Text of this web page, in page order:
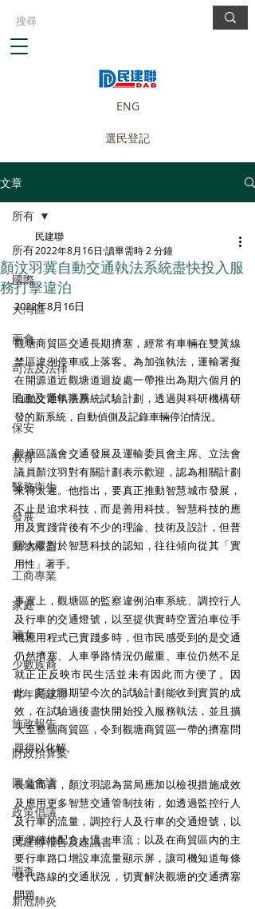
ENG
選民登記
文章
所有
國際
大灣區
兩會
司法及法律
民政及青年事務
保安
教育
醫務衛生
發展
動物權益
工商專業
家庭
婦女
少數族裔
青年民建聯
施政報告
財政預算案
圓桌會議
政策倡議
民建聯報告及建議書
調查
新冠肺炎
所有
顏汶羽冀自動交通執法系統盡快投入服
務打擊違泊
民建聯
2022年8月16日 讀畢需時 2 分鐘
2022年8月16日
觀塘商貿區交通長期擠塞，經常有車輛在雙黃線
禁區違例停車或上落客。為加強執法，運輸署擬
在開源道近觀塘道迴旋處一帶推出為期六個月的
自動交通執法系統試驗計劃，透過與科研機構研
發的新系統，自動偵側及記錄車輛停泊情況。
觀塘區議會交通發展及運輸委員會主席、立法會
議員顏汶羽對有關計劃表示歡迎，認為相關計劃
來得太遲。他指出，要真正推動智慧城市發展，
不止是追求科技，而是善用科技。智慧科技的應
用及實踐背後有不少的理論、技術及設計，但普
羅大眾對於智慧科技的認知，往往傾向從其「實
用性」著手。
事實上，觀塘區的監察違例泊車系統、調控行人
及行車的交通燈號，以至提供實時空置泊車位手
機應用程式已實踐多時，但市民感受到的是交通
仍然擠塞、人車爭路情況仍嚴重、車位仍然不足
就正正反映市民生活並未有因此而方便了。因
此，顏汶羽期望今次的試驗計劃能收到實質的成
效，在試驗過後盡快開始投入服務執法，並且擴
大至整個商貿區，令到觀塘商貿區一帶的擠塞問
題得以化解。
長遠而言，顏汶羽認為當局應加以檢視措施成效
及應用更多智慧交通管制技術，如透過監控行人
及行車的流量，調控行人及行車的交通燈號，以
更準確地配合人流、車流；以及在商貿區內的主
要行車路口增設車流量顯示屏，讓司機知道每條
替代路線的交通狀況，切實解決觀塘的交通擠塞
問題。